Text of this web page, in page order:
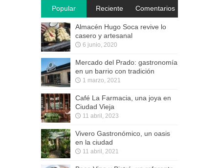
Popular Reciente Comentarios
Almacén Hugo Soca revive lo
casero y artesanal
6 junio, 2020
Mercado del Prado: gastronomía
en un barrio con tradición
1 marzo, 2021
Café La Farmacia, una joya en
Ciudad Vieja
11 abril, 2023
Vivero Gastronómico, un oasis
en la ciudad
11 abril, 2021